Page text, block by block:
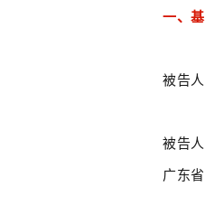
一、
被告
被告
广东